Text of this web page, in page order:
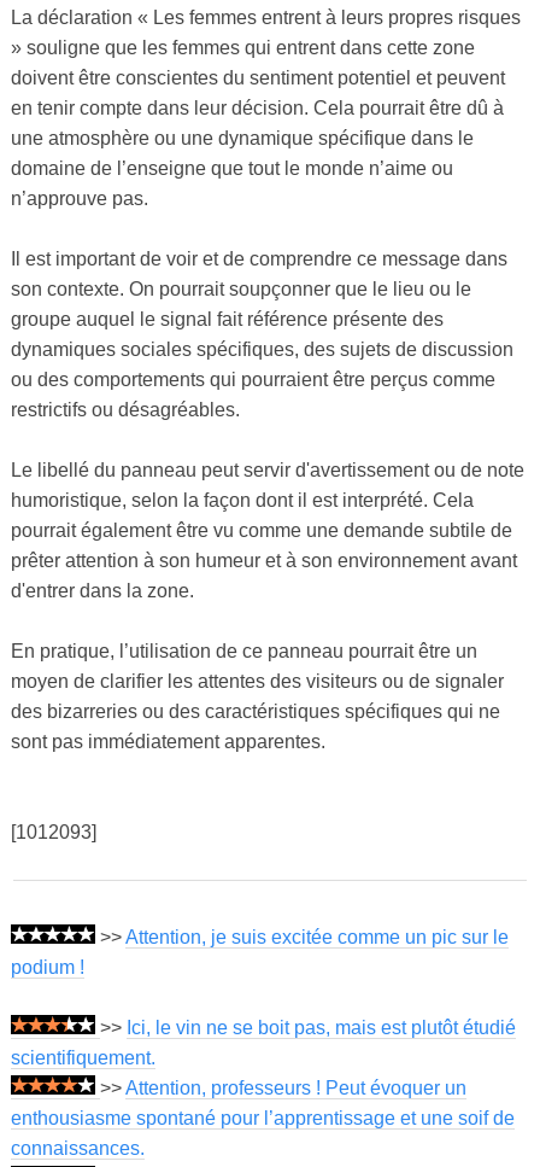
La déclaration « Les femmes entrent à leurs propres risques
» souligne que les femmes qui entrent dans cette zone
doivent être conscientes du sentiment potentiel et peuvent
en tenir compte dans leur décision. Cela pourrait être dû à
une atmosphère ou une dynamique spécifique dans le
domaine de l’enseigne que tout le monde n’aime ou
n’approuve pas.
Il est important de voir et de comprendre ce message dans
son contexte. On pourrait soupçonner que le lieu ou le
groupe auquel le signal fait référence présente des
dynamiques sociales spécifiques, des sujets de discussion
ou des comportements qui pourraient être perçus comme
restrictifs ou désagréables.
Le libellé du panneau peut servir d'avertissement ou de note
humoristique, selon la façon dont il est interprété. Cela
pourrait également être vu comme une demande subtile de
prêter attention à son humeur et à son environnement avant
d'entrer dans la zone.
En pratique, l’utilisation de ce panneau pourrait être un
moyen de clarifier les attentes des visiteurs ou de signaler
des bizarreries ou des caractéristiques spécifiques qui ne
sont pas immédiatement apparentes.
[1012093]
>>Attention, je suis excitée comme un pic sur le
podium !
>> Ici, le vin ne se boit pas, mais est plutôt étudié
scientifiquement.
>>Attention, professeurs ! Peut évoquer un
enthousiasme spontané pour l’apprentissage et une soif de
connaissances.